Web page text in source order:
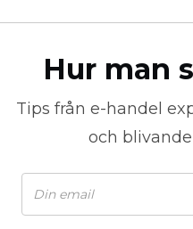
Hur man
Tips från e-handel
och